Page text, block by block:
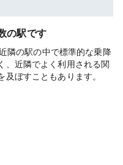
の駅です
隣の駅の中で標準的な乗降
、近隣でよく利用される関
ぼすこともあります。